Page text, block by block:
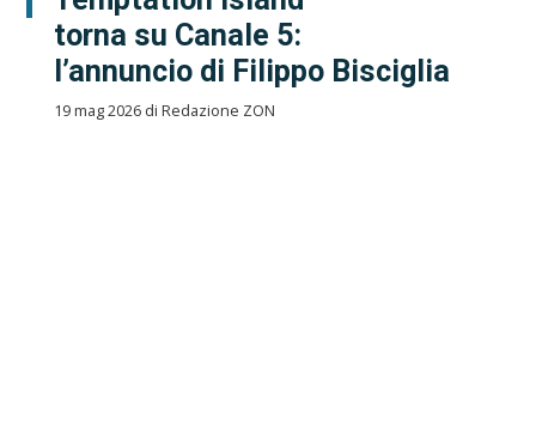
torna su Canale 5:
l’annuncio di Filippo Bisciglia
19 mag 2026 di Redazione ZON